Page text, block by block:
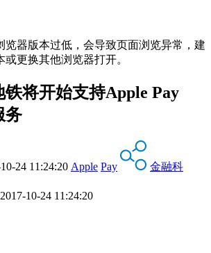
览器版本过低，会导致页面浏览异常，建
更换其他浏览器打开。
将开始支持Apple Pay
务
24 11:24:20 Apple Pay
金融科
10-24 11:24:20